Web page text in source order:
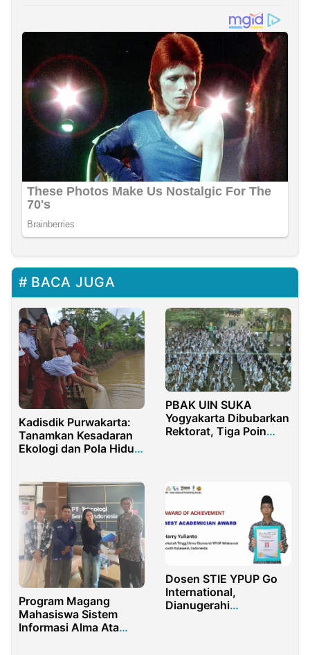
BACA JUGA
Kadisdik Purwakarta:
Tanamkan Kesadaran
Ekologi dan Pola Hidup
PBAK UIN SUKA
Yogyakarta Dibubarkan
Rektorat, Tiga Poin
Program Magang
Mahasiswa Sistem
Informasi Alma Ata
Dosen STIE YPUP Go
International,
Dianugerahi